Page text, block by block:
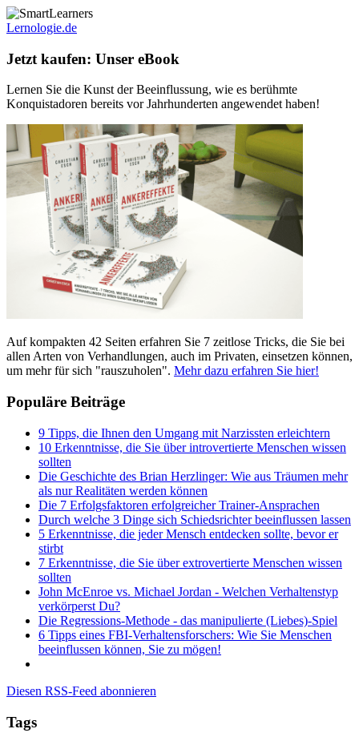
Lernologie.de
Jetzt kaufen: Unser eBook
Lernen Sie die Kunst der Beeinflussung, wie es berühmte
Konquistadoren bereits vor Jahrhunderten angewendet haben!
Auf kompakten 42 Seiten erfahren Sie 7 zeitlose Tricks, die Sie bei
allen Arten von Verhandlungen, auch im Privaten, einsetzen können,
um mehr für sich "rauszuholen". Mehr dazu erfahren Sie hier!
Populäre Beiträge
9 Tipps, die Ihnen den Umgang mit Narzissten erleichtern
10 Erkenntnisse, die Sie über introvertierte Menschen wissen
sollten
Die Geschichte des Brian Herzlinger: Wie aus Träumen mehr
als nur Realitäten werden können
Die 7 Erfolgsfaktoren erfolgreicher Trainer-Ansprachen
Durch welche 3 Dinge sich Schiedsrichter beeinflussen lassen
5 Erkenntnisse, die jeder Mensch entdecken sollte, bevor er
stirbt
7 Erkenntnisse, die Sie über extrovertierte Menschen wissen
sollten
John McEnroe vs. Michael Jordan - Welchen Verhaltenstyp
verkörperst Du?
Die Regressions-Methode - das manipulierte (Liebes)-Spiel
6 Tipps eines FBI-Verhaltensforschers: Wie Sie Menschen
beeinflussen können, Sie zu mögen!
Diesen RSS-Feed abonnieren
Tags